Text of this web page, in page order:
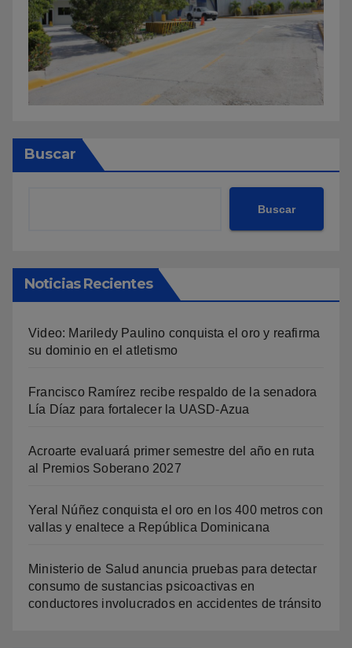
Buscar
Buscar
Noticias Recientes
Video: Mariledy Paulino conquista el oro y reafirma
su dominio en el atletismo
Francisco Ramírez recibe respaldo de la senadora
Lía Díaz para fortalecer la UASD-Azua
Acroarte evaluará primer semestre del año en ruta
al Premios Soberano 2027
Yeral Núñez conquista el oro en los 400 metros con
vallas y enaltece a República Dominicana
Ministerio de Salud anuncia pruebas para detectar
consumo de sustancias psicoactivas en
conductores involucrados en accidentes de tránsito